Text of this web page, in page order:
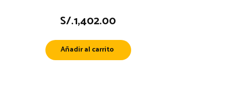
S/.1,402.00
Añadir al carrito